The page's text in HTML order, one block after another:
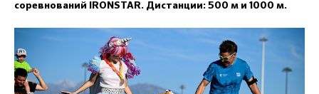
соревнований IRONSTAR. Дистанции: 500 м и 1000 м.